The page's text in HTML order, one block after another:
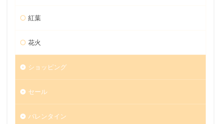
紅葉
花火
ショッピング
セール
バレンタイン